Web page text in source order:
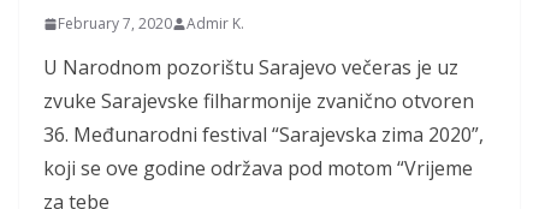
February 7, 2020 Admir K.
U Narodnom pozorištu Sarajevo večeras je uz
zvuke Sarajevske filharmonije zvanično otvoren
36. Međunarodni festival “Sarajevska zima 2020”,
koji se ove godine održava pod motom “Vrijeme
za tebe